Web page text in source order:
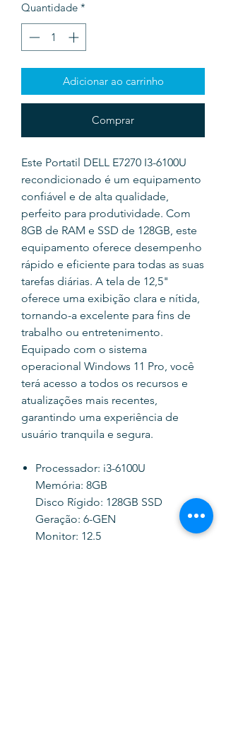
Quantidade *
Adicionar ao carrinho
Comprar
Este Portatil DELL E7270 I3-6100U
recondicionado é um equipamento
confiável e de alta qualidade,
perfeito para produtividade. Com
8GB de RAM e SSD de 128GB, este
equipamento oferece desempenho
rápido e eficiente para todas as suas
tarefas diárias. A tela de 12,5"
oferece uma exibição clara e nítida,
tornando-a excelente para fins de
trabalho ou entretenimento.
Equipado com o sistema
operacional Windows 11 Pro, você
terá acesso a todos os recursos e
atualizações mais recentes,
garantindo uma experiência de
usuário tranquila e segura.
Processador: i3-6100U
Memória: 8GB
Disco Rígido: 128GB SSD
Geração: 6-GEN
Monitor: 12.5